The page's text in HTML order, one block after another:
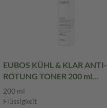
EUBOS KÜHL & KLAR ANTI-
RÖTUNG TONER 200 ml
Flüssigkeit
200 ml
Flüssigkeit